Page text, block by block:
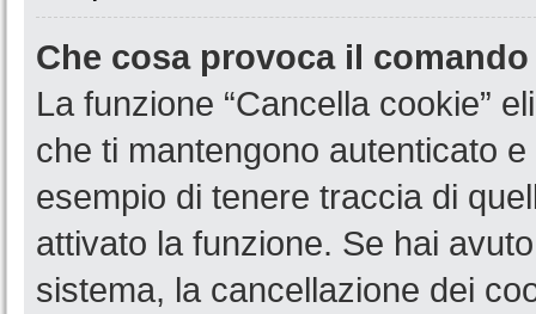
Che cosa provoca il
La funzione “Cancella cookie”
che ti mantengono autenticato
esempio di tenere traccia di
attivato la funzione. Se hai
sistema, la cancellazione dei